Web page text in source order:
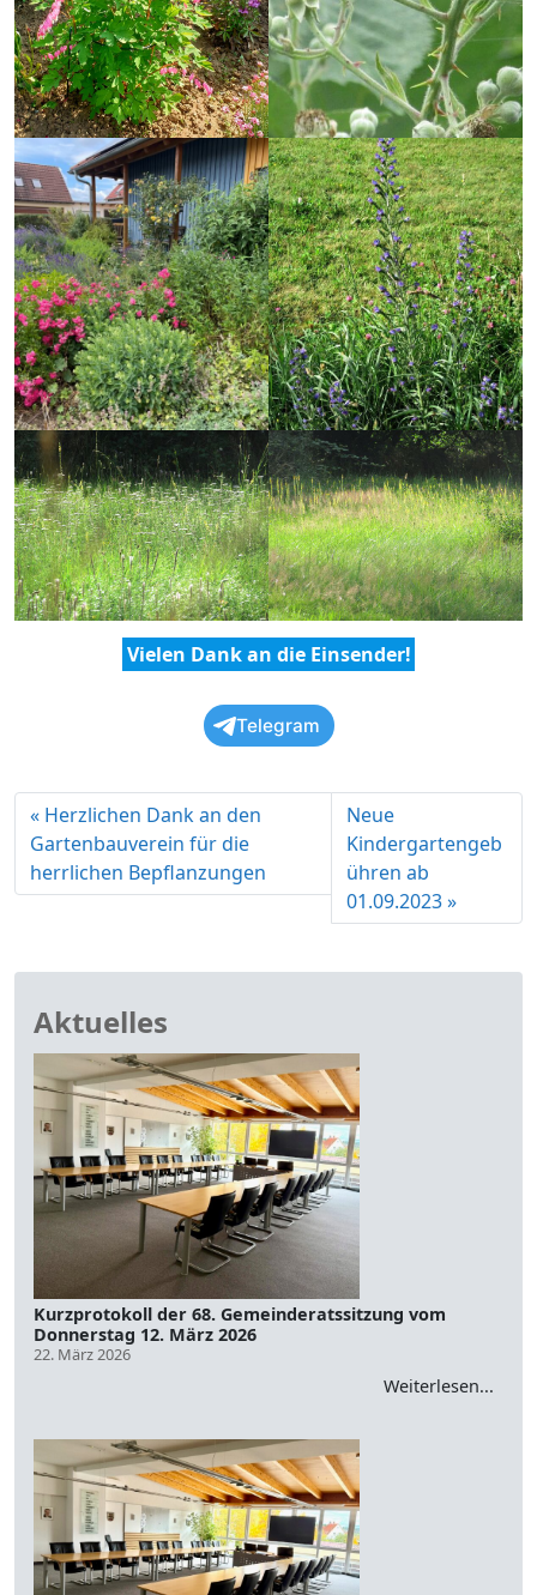
Vielen Dank an die Einsender!
Telegram
Herzlichen Dank an den
Gartenbauverein für die
herrlichen Bepflanzungen
Neue
Kindergartengeb
ühren ab
01.09.2023
Aktuelles
Kurzprotokoll der 68. Gemeinderatssitzung vom
Donnerstag 12. März 2026
22. März 2026
Weiterlesen...